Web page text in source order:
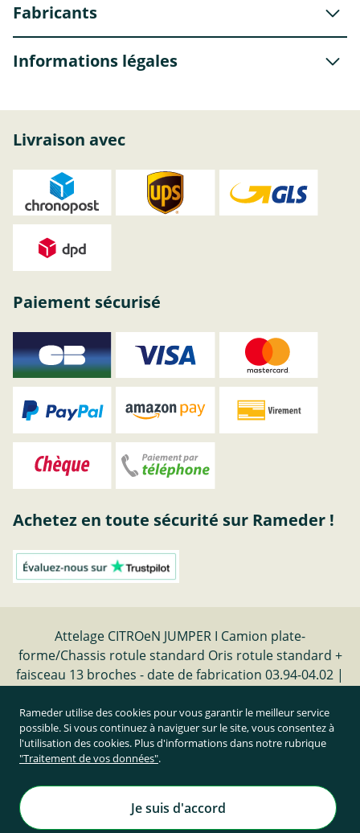
Fabricants
Informations légales
Livraison avec
Paiement sécurisé
Achetez en toute sécurité sur Rameder !
Attelage CITROeN JUMPER I Camion plate-
forme/Chassis rotule standard Oris rotule standard +
faisceau 13 broches - date de fabrication 03.94-04.02 |
Résilier le contrat
Prix TTC et hors frais de port
Rameder Attelage France
Tous droits réservés. | © Copyright 1995-2026
Rameder utilise des cookies pour vous garantir le meilleur service
possible. Si vous continuez à naviguer sur le site, vous consentez à
l'utilisation des cookies. Plus d'informations dans notre rubrique
"Traitement de vos données".
Je suis d'accord